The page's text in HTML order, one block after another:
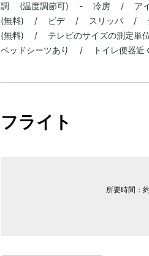
調 (温度調節可) - 冷房 / アイ
(無料) / ビデ / スリッパ / シ
(無料) / テレビのサイズの測
ベッドシーツあり / トイレ便器
フライト
所要時間：